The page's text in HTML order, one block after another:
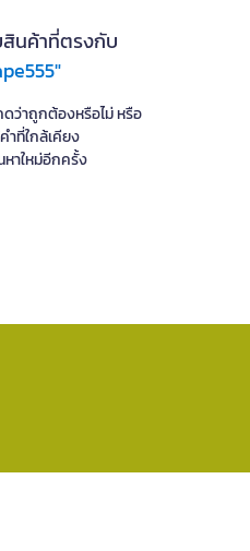
นค้าที่ตรงกับ
ว่าถูกต้องหรือไม่ หรือ
ำที่ใกล้เคียง
าใหม่อีกครั้ง